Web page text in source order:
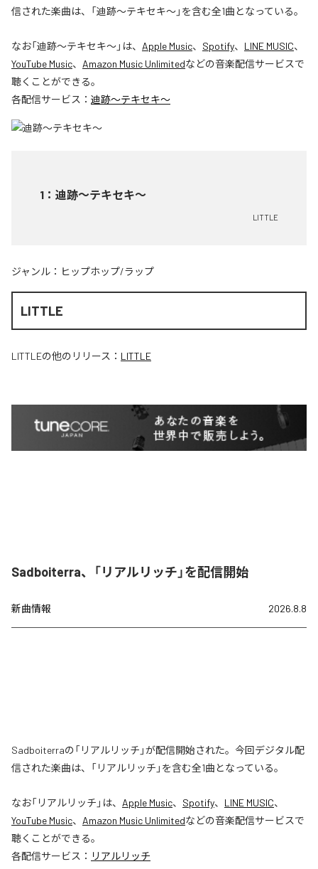
信された楽曲は、「迪跡〜テキセキ〜」を含む全1曲となっている。
なお「迪跡〜テキセキ〜」は、 Apple Music、 Spotify、 LINE MUSIC、
YouTube Music、 Amazon Music Unlimitedなどの音楽配信サービスで
聴くことができる。
各配信サービス： 迪跡〜テキセキ〜
1 ： 迪跡〜テキセキ〜
LITTLE
ジャンル： ヒップホップ/ラップ
LITTLE
LITTLEの他のリリース： LITTLE
Sadboiterra、「リアルリッチ」を配信開始
新曲情報 2026.8.8
Sadboiterraの「リアルリッチ」が配信開始された。今回デジタル配
信された楽曲は、「リアルリッチ」を含む全1曲となっている。
なお「リアルリッチ 」は、 Apple Music、 Spotify、 LINE MUSIC、
YouTube Music、 Amazon Music Unlimitedなどの音楽配信サービスで
聴くことができる。
各配信サービス： リアルリッチ